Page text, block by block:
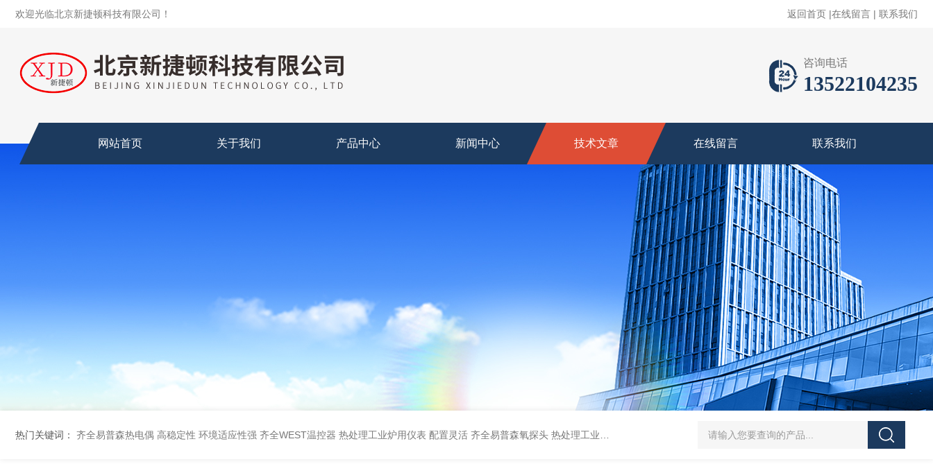
欢迎光临北京新捷顿科技有限公司！ 返回首页 |在线留言 | 联系我们
咨询电话
13522104235
网站首页 关于我们 产品中心 新闻中心 技术文章 在线留言 联系我们
热门关键词： 齐全易普森热电偶 高稳定性 环境适应性强 齐全WEST温控器 热处理工业炉用仪表 配置灵活 齐全易普森氧探头 热处理工业炉使用 长寿命 齐全SHIMAX岛通温控仪表 齐全马拉松旗下碳王氧探头